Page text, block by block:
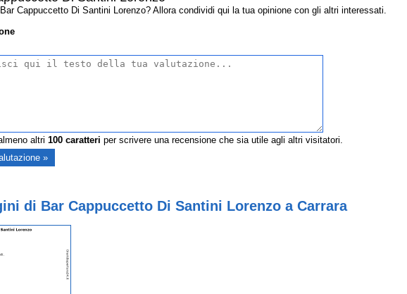
Cappuccetto Di Santini Lorenzo? Allora condividi qui la tua opinione con gli altri interessati.
altri 100caratteri per scrivere una recensione che sia utile agli altri visitatori.
di Bar Cappuccetto Di Santini Lorenzo a Carrara